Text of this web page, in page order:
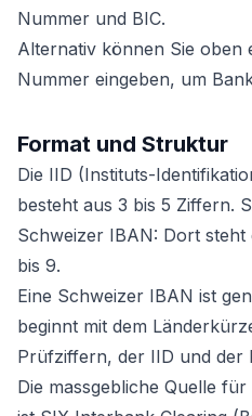
Nummer und BIC.
Alternativ können Sie oben
Nummer eingeben, um
Format und Struktur
Die IID (Instituts-
besteht aus 3 bis 5 Ziffern.
Schweizer IBAN: Dort steht
bis 9.
Eine Schweizer IBAN ist
beginnt mit dem
Prüfziffern, der IID und der
Die massgebliche Quelle